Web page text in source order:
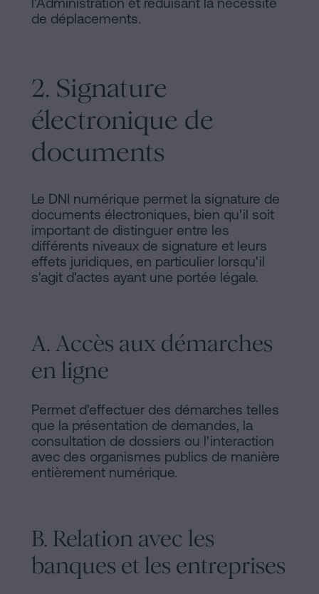
de déplacements.
2. Signature
électronique de
documents
Le DNI numérique permet la signature de
documents électroniques, bien qu'il soit
important de distinguer entre les
différents niveaux de signature et leurs
effets juridiques, en particulier lorsqu'il
s'agit d'actes ayant une portée légale.
A. Accès aux démarches
en ligne
Permet d'effectuer des démarches telles
que la présentation de demandes, la
consultation de dossiers ou l'interaction
avec des organismes publics de manière
entièrement numérique.
B. Relation avec les
banques et les entreprises